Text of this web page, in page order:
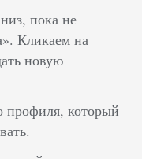
пока не
Кликаем на
новую
профиля, который